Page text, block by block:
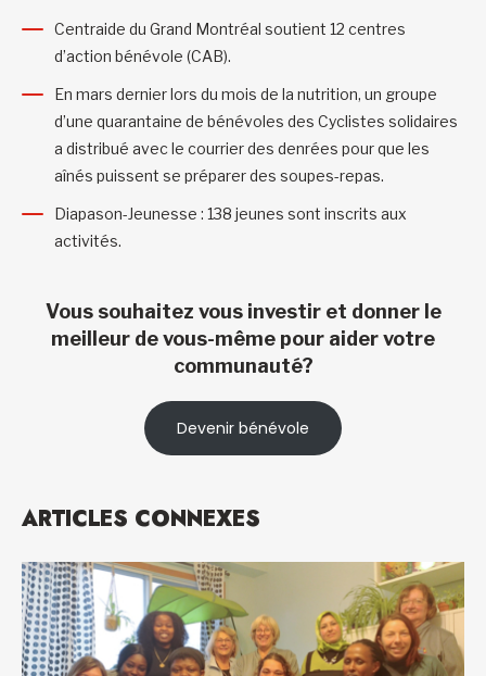
Centraide du Grand Montréal soutient 12 centres
d’action bénévole (CAB).
En mars dernier lors du mois de la nutrition, un groupe
d’une quarantaine de bénévoles des Cyclistes solidaires
a distribué avec le courrier des denrées pour que les
aînés puissent se préparer des soupes-repas.
Diapason-Jeunesse : 138 jeunes sont inscrits aux
activités.
Vous souhaitez vous investir et donner le
meilleur de vous-même pour aider votre
communauté?
Devenir bénévole
ARTICLES CONNEXES